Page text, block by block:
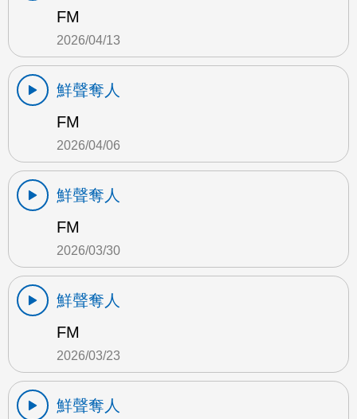
FM
2026/04/13
鮮聲奪人
FM
2026/04/06
鮮聲奪人
FM
2026/03/30
鮮聲奪人
FM
2026/03/23
鮮聲奪人